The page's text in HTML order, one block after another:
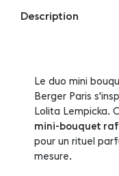
Description
Le duo mini
Berger Paris
Lolita Lempicka.
mini-bouquet
pour un rituel
mesure.